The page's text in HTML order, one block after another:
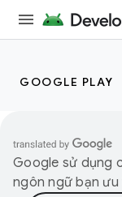
GOOGLE PLAY
Google sử dụng
ngôn ngữ bạn ưu